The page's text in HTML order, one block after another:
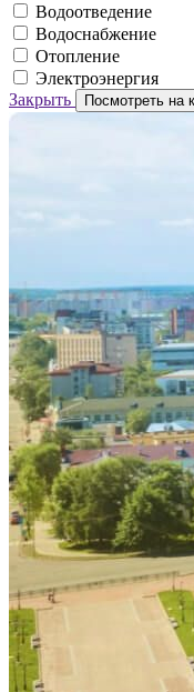
Водоотведение
Водоснабжение
Отопление
Электроэнергия
Закрыть
Посмотреть на